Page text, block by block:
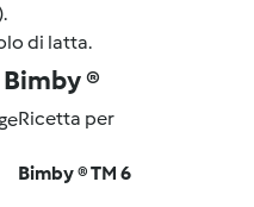
di latta.
®
Ricetta per
Bimby ® TM 6